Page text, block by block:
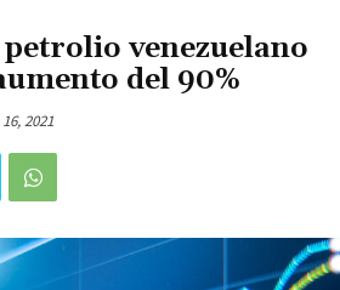
venezuelano
del 90%
2021